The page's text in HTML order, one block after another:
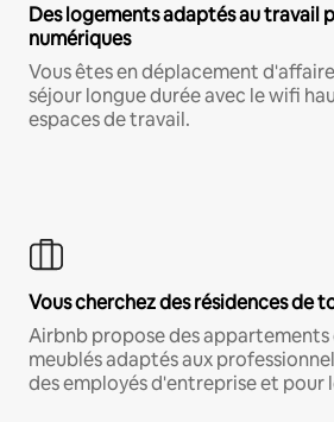
Des logements adaptés au travail
numériques
Vous êtes en déplacement
séjour longue durée avec le wifi
espaces de travail.
Vous cherchez des résidences de
Airbnb propose des
meublés adaptés aux
des employés d'entreprise et pour